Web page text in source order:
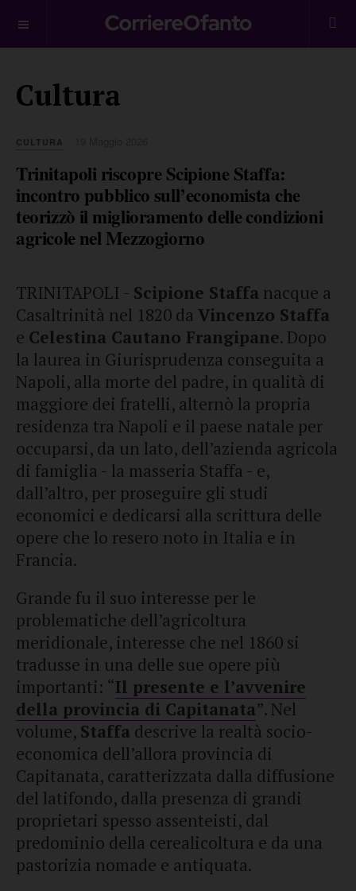
Cultura
CULTURA
Trinitapoli riscopre Scipione Staffa:
incontro pubblico sull’economista che
teorizzò il miglioramento delle condizioni
agricole nel Mezzogiorno
TRINITAPOLI - Scipione Staffa nacque a
Casaltrinità nel 1820 da Vincenzo Staffa
e Celestina Cautano Frangipane. Dopo
la laurea in Giurisprudenza conseguita a
Napoli, alla morte del padre, in qualità di
maggiore dei fratelli, alternò la propria
residenza tra Napoli e il paese natale per
occuparsi, da un lato, dell’azienda agricola
di famiglia - la masseria Staffa - e,
dall’altro, per proseguire gli studi
economici e dedicarsi alla scrittura delle
opere che lo resero noto in Italia e in
Francia.
Grande fu il suo interesse per le
problematiche dell’agricoltura
meridionale, interesse che nel 1860 si
tradusse in una delle sue opere più
importanti: “Il presente e l’avvenire
della provincia di Capitanata”. Nel
volume, Staffa descrive la realtà socio-
economica dell’allora provincia di
Capitanata, caratterizzata dalla diffusione
del latifondo, dalla presenza di grandi
proprietari spesso assenteisti, dal
predominio della cerealicoltura e da una
pastorizia nomade e antiquata.